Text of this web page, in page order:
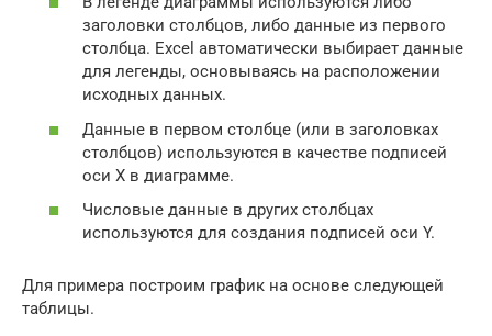
заголовки столбцов, либо данные из первого
столбца. Excel автоматически выбирает данные
для легенды, основываясь на расположении
исходных данных.
Данные в первом столбце (или в заголовках
столбцов) используются в качестве подписей
оси Х в диаграмме.
Числовые данные в других столбцах
используются для создания подписей оси Y.
Для примера построим график на основе следующей
таблицы.